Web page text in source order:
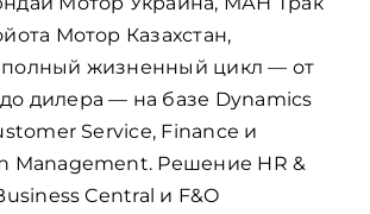
Мотор Казахстан,
полный жизненный цикл — от
дилера — на базе Dynamics
Service, Finance и
Management. Решение HR &
Central и F&O